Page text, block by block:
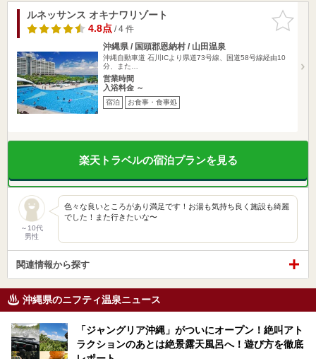
お気に入
りに追加
ルネッサンス オキナワリゾート
4.8点/ 4 件
沖縄県 / 国頭郡恩納村 / 山田温泉
沖縄自動車道 石川ICより県道73号線、国道58号線経由10
分、また…
営業時間
入浴料金 ～
宿泊 お食事・食事処
楽天トラベルの宿泊プランを見る
～10代
男性
色々な良いところがあり満足です！お湯も気持ち良く施設も綺麗
でした！また行きたいな〜
関連情報から探す
沖縄県のニフティ温泉ニュース
「ジャングリア沖縄」がついにオープン！絶叫アト
ラクションのあとは絶景露天風呂へ！遊び方を徹底